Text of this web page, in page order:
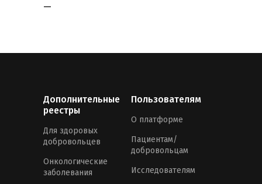
—
Дополнительные
реестры
Для здоровых
добровольцев
Онкологические
заболевания
Пользователям
О платформе
Пациентам/
добровольцам
Исследователям